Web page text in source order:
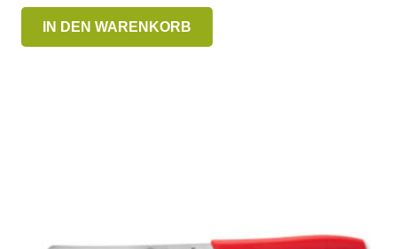
15,00 €12,95 €.
IN DEN WARENKORB